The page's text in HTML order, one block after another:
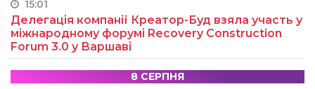
15:01
Делегація компанії Креатор-Буд взяла участь у
міжнародному форумі Recovery Construction
Forum 3.0 у Варшаві
8 СЕРПНЯ